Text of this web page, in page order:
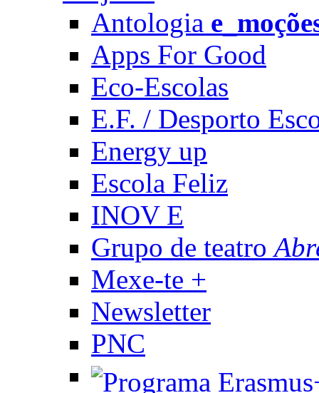
Antologia
Apps For Good
Eco-Escolas
E.F. / Desporto
Energy up
Escola Feliz
INOV E
Grupo de teatro
Mexe-te +
Newsletter
PNC